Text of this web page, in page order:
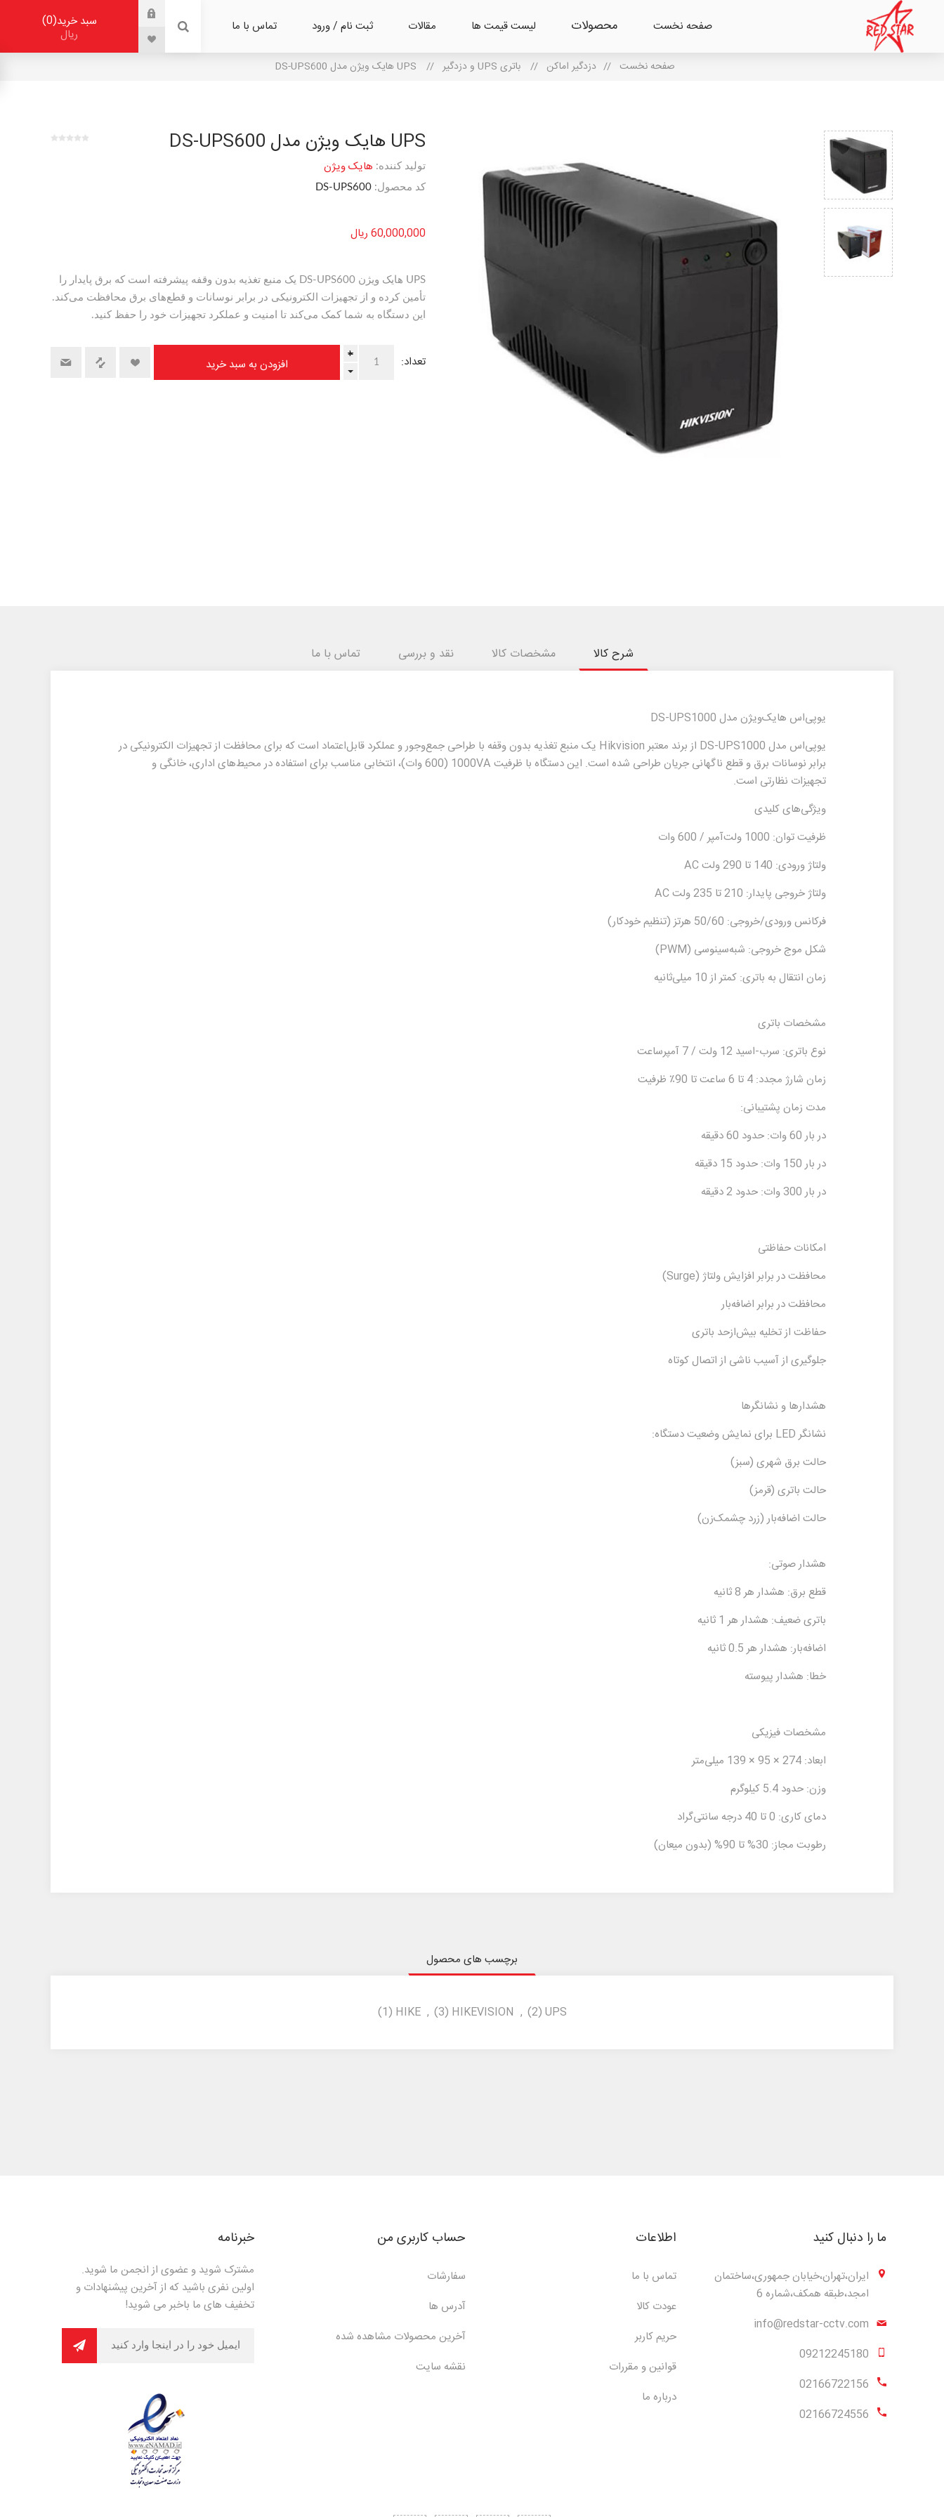
صفحه نخست محصولات لیست قیمت ها مقالات ثبت نام / ورود تماس با ما سبد خرید 0
ریال
صفحه نخست / دزدگیر اماکن / باتری UPS و دزدگیر / UPS هایک ویژن مدل DS-UPS600
UPS هایک ویژن مدل DS-UPS600
تولید کننده: هایک ویژن
کد محصول: DS-UPS600
60,000,000 ریال
UPS هایک ویژن DS-UPS600 یک منبع تغذیه بدون وقفه پیشرفته است که برق پایدار را
تأمین کرده و از تجهیزات الکترونیکی در برابر نوسانات و قطع‌های برق محافظت می‌کند.
این دستگاه به شما کمک می‌کند تا امنیت و عملکرد تجهیزات خود را حفظ کنید.
تعداد:
+
-
شرح کالا مشخصات کالا نقد و بررسی تماس با ما
یو‌پی‌اس هایک‌ویژن مدل DS-UPS1000
یو‌پی‌اس مدل DS-UPS1000 از برند معتبر Hikvision یک منبع تغذیه بدون وقفه با طراحی جمع‌وجور و عملکرد قابل‌اعتماد است که برای محافظت از تجهیزات الکترونیکی در
برابر نوسانات برق و قطع ناگهانی جریان طراحی شده است. این دستگاه با ظرفیت 1000VA (600 وات)، انتخابی مناسب برای استفاده در محیط‌های اداری، خانگی و
تجهیزات نظارتی است.
ویژگی‌های کلیدی
ظرفیت توان: 1000 ولت‌آمپر / 600 وات
ولتاژ ورودی: 140 تا 290 ولت AC
ولتاژ خروجی پایدار: 210 تا 235 ولت AC
فرکانس ورودی/خروجی: 50/60 هرتز (تنظیم خودکار)
شکل موج خروجی: شبه‌سینوسی (PWM)
زمان انتقال به باتری: کمتر از 10 میلی‌ثانیه
مشخصات باتری
نوع باتری: سرب-اسید 12 ولت / 7 آمپر‌ساعت
زمان شارژ مجدد: 4 تا 6 ساعت تا 90٪ ظرفیت
مدت زمان پشتیبانی:
در بار 60 وات: حدود 60 دقیقه
در بار 150 وات: حدود 15 دقیقه
در بار 300 وات: حدود 2 دقیقه
امکانات حفاظتی
محافظت در برابر افزایش ولتاژ (Surge)
محافظت در برابر اضافه‌بار
حفاظت از تخلیه بیش‌از‌حد باتری
جلوگیری از آسیب ناشی از اتصال کوتاه
هشدارها و نشانگرها
نشانگر LED برای نمایش وضعیت دستگاه:
حالت برق شهری (سبز)
حالت باتری (قرمز)
حالت اضافه‌بار (زرد چشمک‌زن)
هشدار صوتی:
قطع برق: هشدار هر 8 ثانیه
باتری ضعیف: هشدار هر 1 ثانیه
اضافه‌بار: هشدار هر 0.5 ثانیه
خطا: هشدار پیوسته
مشخصات فیزیکی
ابعاد: 274 × 95 × 139 میلی‌متر
وزن: حدود 5.4 کیلوگرم
دمای کاری: 0 تا 40 درجه سانتی‌گراد
رطوبت مجاز: 30% تا 90% (بدون میعان)
برچسب های محصول
UPS
(2)
,
HIKEVISION
(3)
,
HIKE
(1)
ما را دنبال کنید
ایران،تهران،خیابان جمهوری،ساختمان
امجد،طبقه همکف،شماره 6
info@redstar-cctv.com
09212245180
02166722156
02166724556
اطلاعات
تماس با ما
عودت کالا
حریم کاربر
قوانین و مقررات
درباره ما
حساب کاربری من
سفارشات
آدرس ها
آخرین محصولات مشاهده شده
نقشه سایت
خبرنامه
مشترک شوید و عضوی از انجمن ما شوید.
اولین نفری باشید که از آخرین پیشنهادات و
تخفیف های ما باخبر می شوید!